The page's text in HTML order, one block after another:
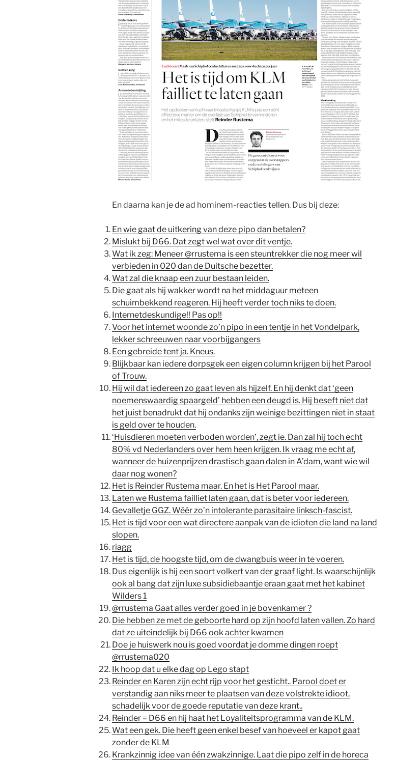
En daarna kan je de ad hominem-reacties tellen. Dus bij deze:
En wie gaat de uitkering van deze pipo dan betalen?
Mislukt bij D66. Dat zegt wel wat over dit ventje.
Wat ik zeg: Meneer @rrustema is een steuntrekker die nog meer wil
verbieden in 020 dan de Duitsche bezetter.
Wat zal die knaap een zuur bestaan leiden.
Die gaat als hij wakker wordt na het middaguur meteen
schuimbekkend reageren. Hij heeft verder toch niks te doen.
Internetdeskundige!! Pas op!!
Voor het internet woonde zo’n pipo in een tentje in het Vondelpark,
lekker schreeuwen naar voorbijgangers
Een gebreide tent ja. Kneus.
Blijkbaar kan iedere dorpsgek een eigen column krijgen bij het Parool
of Trouw.
Hij wil dat iedereen zo gaat leven als hijzelf. En hij denkt dat ‘geen
noemenswaardig spaargeld’ hebben een deugd is. Hij beseft niet dat
het juist benadrukt dat hij ondanks zijn weinige bezittingen niet in staat
is geld over te houden.
‘Huisdieren moeten verboden worden’, zegt ie. Dan zal hij toch echt
80% vd Nederlanders over hem heen krijgen. Ik vraag me echt af,
wanneer de huizenprijzen drastisch gaan dalen in A’dam, want wie wil
daar nog wonen?
Het is Reinder Rustema maar. En het is Het Parool maar.
Laten we Rustema failliet laten gaan, dat is beter voor iedereen.
Gevalletje GGZ. Wéér zo’n intolerante parasitaire linksch-fascist.
Het is tijd voor een wat directere aanpak van de idioten die land na land
slopen.
riagg
Het is tijd, de hoogste tijd, om de dwangbuis weer in te voeren.
Dus eigenlijk is hij een soort volkert van der graaf light. Is waarschijnlijk
ook al bang dat zijn luxe subsidiebaantje eraan gaat met het kabinet
Wilders 1
@rrustema Gaat alles verder goed in je bovenkamer ?
Die hebben ze met de geboorte hard op zijn hoofd laten vallen. Zo hard
dat ze uiteindelijk bij D66 ook achter kwamen
Doe je huiswerk nou is goed voordat je domme dingen roept
@rrustema020
Ik hoop dat u elke dag op Lego stapt
Reinder en Karen zijn echt rijp voor het gesticht.. Parool doet er
verstandig aan niks meer te plaatsen van deze volstrekte idioot,
schadelijk voor de goede reputatie van deze krant..
Reinder = D66 en hij haat het Loyaliteitsprogramma van de KLM.
Wat een gek. Die heeft geen enkel besef van hoeveel er kapot gaat
zonder de KLM
Krankzinnig idee van één zwakzinnige. Laat die pipo zelf in de horeca